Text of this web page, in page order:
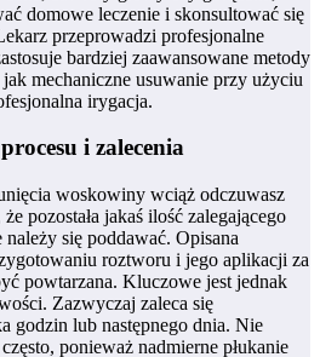
domowe leczenie i skonsultować się
przeprowadzi profesjonalne
bardziej zaawansowane metody
mechaniczne usuwanie przy użyciu
irygacja.
i zalecenia
woskowiny wciąż odczuwasz
pozostała jakaś ilość zalegającego
się poddawać. Opisana
roztworu i jego aplikacji za
powtarzana. Kluczowe jest jednak
Zazwyczaj zaleca się
godzin lub następnego dnia. Nie
ponieważ nadmierne płukanie